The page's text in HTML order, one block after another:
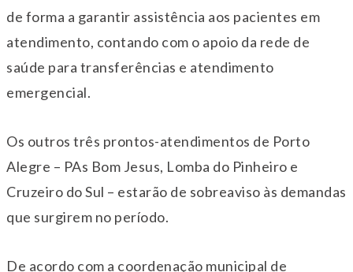
de forma a garantir assistência aos pacientes em
atendimento, contando com o apoio da rede de
saúde para transferências e atendimento
emergencial.
Os outros três prontos-atendimentos de Porto
Alegre – PAs Bom Jesus, Lomba do Pinheiro e
Cruzeiro do Sul – estarão de sobreaviso às demandas
que surgirem no período.
De acordo com a coordenação municipal de